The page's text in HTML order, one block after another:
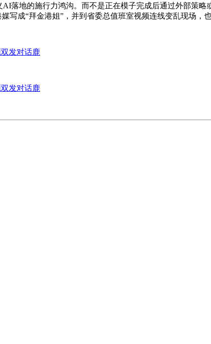
AI落地的施行力鸿沟。而不是正在模子完成后通过外部策
写成“拜金港姐”，并到省委总值班室视频连线变乱现场，
发对话鹿
发对话鹿